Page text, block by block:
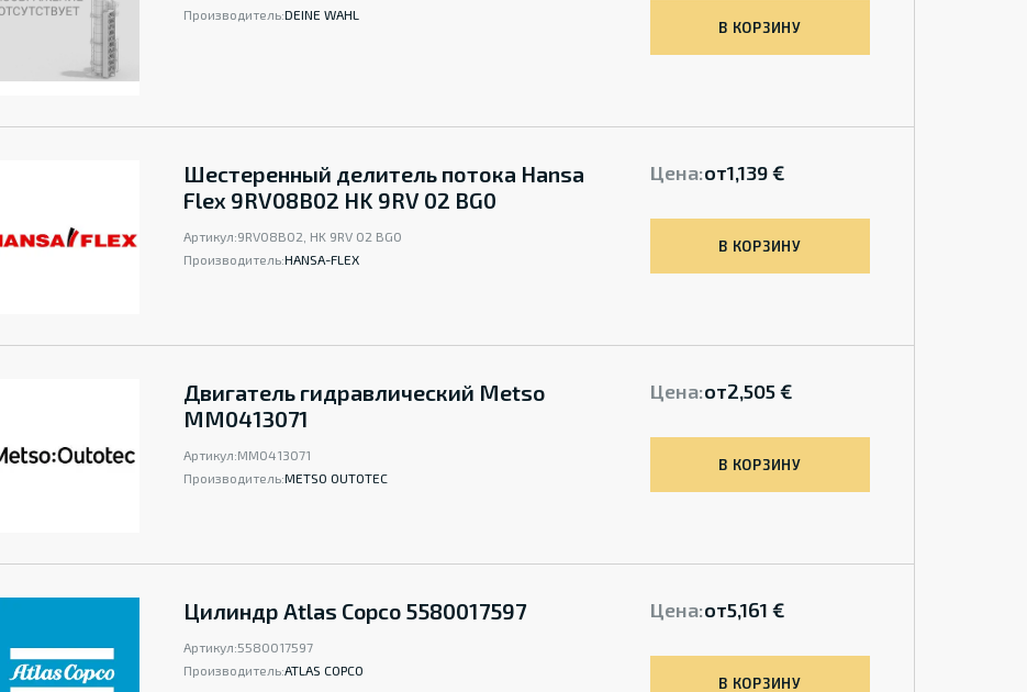
Производитель:DEINE WAHL
В КОРЗИНУ
Шестеренный делитель потока Hansa
Flex 9RV08B02 HK 9RV 02 BG0
Артикул:9RV08B02, HK 9RV 02 BG0
Производитель:HANSA-FLEX
Цена:от1,139 €
В КОРЗИНУ
Двигатель гидравлический Metso
MM0413071
Артикул:MM0413071
Производитель:METSO OUTOTEC
Цена:от2,505 €
В КОРЗИНУ
Цилиндр Atlas Copco 5580017597
Артикул:5580017597
Производитель:ATLAS COPCO
Цена:от5,161 €
В КОРЗИНУ